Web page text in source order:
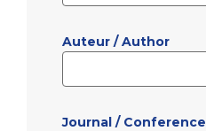
Auteur / Author
Journal / Conference